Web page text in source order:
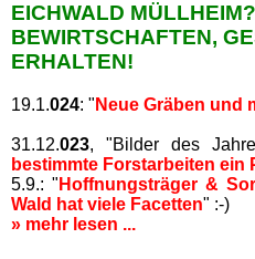
EICHWALD
BEWIRTSCHAFTEN,
ERHALTEN!
19.1.024: " Neue Gräben und
31.12.023, "Bilder des
bestimmte Forstarbeiten ein
5.9.: " Hoffnungsträger &
Wald hat viele Facetten" :-)
» mehr lesen ...